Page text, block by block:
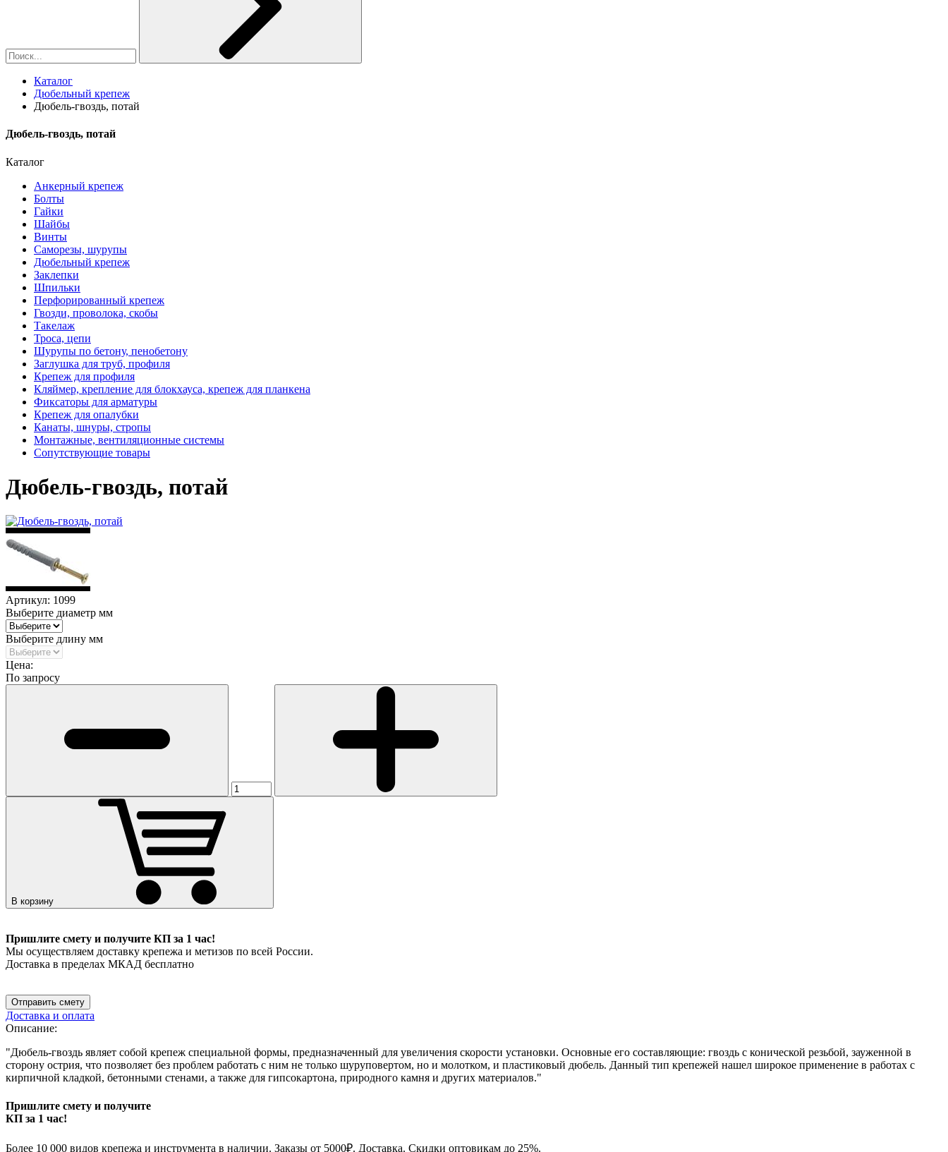
Каталог
Дюбельный крепеж
Дюбель-гвоздь, потай
Дюбель-гвоздь, потай
Каталог
Анкерный крепеж
Болты
Гайки
Шайбы
Винты
Саморезы, шурупы
Дюбельный крепеж
Заклепки
Шпильки
Перфорированный крепеж
Гвозди, проволока, скобы
Такелаж
Троса, цепи
Шурупы по бетону, пенобетону
Заглушка для труб, профиля
Крепеж для профиля
Кляймер, крепление для блокхауса, крепеж для планкена
Фиксаторы для арматуры
Крепеж для опалубки
Канаты, шнуры, стропы
Монтажные, вентиляционные системы
Сопутствующие товары
Дюбель-гвоздь, потай
Артикул: 1099
Выберите диаметр мм
Выберите длину мм
Цена:
По запросу
В корзину
Пришлите смету и получите КП за 1 час!
Мы осуществляем доставку крепежа и метизов по всей России.
Доставка в пределах МКАД бесплатно
Отправить смету
Доставка и оплата
Описание:
"Дюбель-гвоздь являет собой крепеж специальной формы, предназначенный для увеличения скорости установки. Основные его составляющие: гвоздь с конической резьбой, зауженной в
сторону острия, что позволяет без проблем работать с ним не только шуруповертом, но и молотком, и пластиковый дюбель. Данный тип крепежей нашел широкое применение в работах с
кирпичной кладкой, бетонными стенами, а также для гипсокартона, природного камня и других материалов."
Пришлите смету и получите
КП за 1 час!
Более 10 000 видов крепежа и инструмента в наличии. Заказы от 5000₽. Доставка. Скидки оптовикам до 25%.